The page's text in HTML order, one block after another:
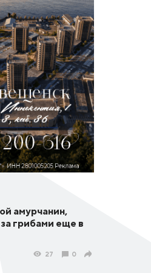
амурчанин,
грибами еще в
27 0